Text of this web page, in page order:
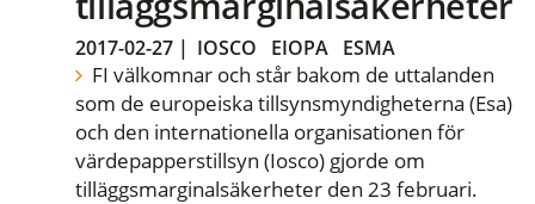
2017-02-27| IOSCO EIOPA ESMA
FI välkomnar och står bakom de uttalanden
som de europeiska tillsynsmyndigheterna (Esa)
och den internationella organisationen för
värdepapperstillsyn (Iosco) gjorde om
tilläggsmarginalsäkerheter den 23 februari.